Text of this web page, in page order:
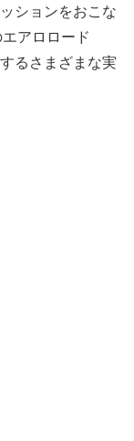
ションをおこな
アロロード
るさまざまな実